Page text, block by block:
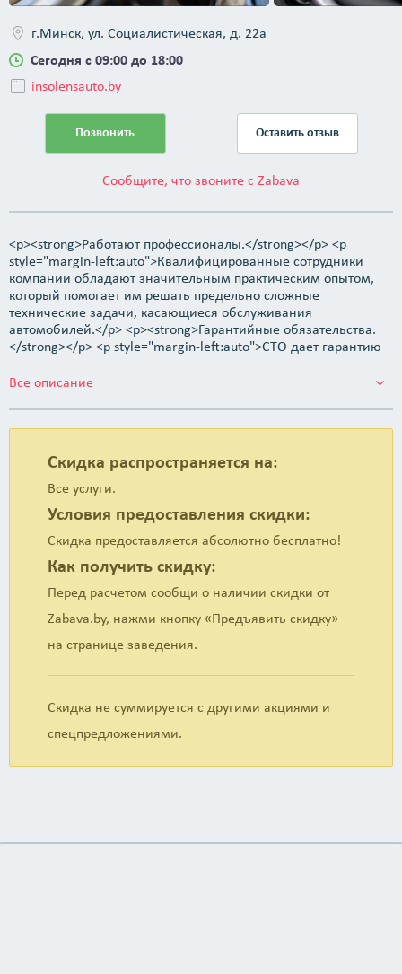
Скидка распространяется на:
Все услуги.
Условия предоставления скидки:
Скидка предоставляется абсолютно бесплатно!
Как получить скидку:
Перед расчетом сообщи о наличии скидки от
Zabava.by, нажми кнопку «Предъявить скидку»
на странице заведения.
Скидка не суммируется с другими акциями и
спецпредложениями.
г.Минск, ул. Социалистическая, д. 22а
Сегодня с 09:00 до 18:00
insolensauto.by
Позвонить Оставить отзыв
Сообщите, что звоните с Zabava
<p><strong>Работают профессионалы.</strong></p> <p
style="margin-left:auto">Квалифицированные сотрудники
компании обладают значительным практическим опытом,
который помогает им решать предельно сложные
технические задачи, касающиеся обслуживания
автомобилей.</p> <p><strong>Гарантийные обязательства.
</strong></p> <p style="margin-left:auto">СТО дает гарантию
<strong>Быстро и точно в срок.</strong></p> <p style="margin-
автомобиля, посетители авто тех. центра всегда могут
рассчитывать на оперативную постановку диагноза и на
устранение выявленных неполадок.</p> <p style="margin-
left:auto"><strong>Обслуживаются марки авто:</strong></p>
<ul> <li>Ford,</li> <li>Audi,</li> <li>Lexus,</li> <li>Nissan,</li>
<li>Mazda,</li> <li>MercedesBenz,</li> <li>Volvo,</li>
<li>Mitsubishi,</li> <li>Kia,</li> <li>Renault,</li> <li>Hyundai,
</li> <li>Skoda,</li> <li>Toyota,</li> <li>Saab,</li> <li>BMW.</li>
Все описание